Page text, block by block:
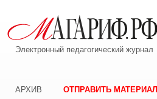
Электронный педагогический журнал
АРХИВ ОТПРАВИТЬ МАТЕРИАЛ